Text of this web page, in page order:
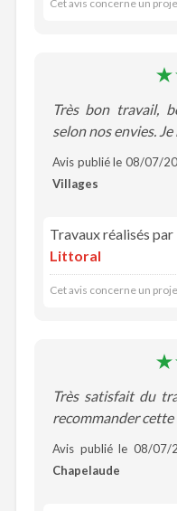
Cet avis concerne un
Très bon travail,
selon nos envies.
Avis publié le 08/07/
Villages
Travaux réalisés par
Littoral
Cet avis concerne un
Très satisfait du
recommander
Avis publié le 08/07/
Chapelaude